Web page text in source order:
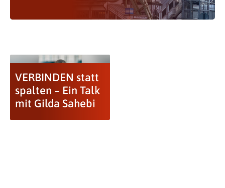
VERBINDEN statt
spalten – Ein Talk
mit Gilda Sahebi